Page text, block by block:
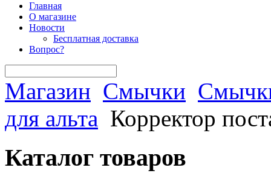
Главная
О магазине
Новости
Бесплатная доставка
Вопрос?
Магазин Смычки
для альта Корректор
Каталог товаров